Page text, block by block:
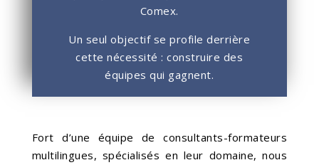
Comex.
Un seul objectif se profile derrière
cette nécessité : construire des
équipes qui gagnent.
Fort d’une équipe de consultants-formateurs
multilingues, spécialisés en leur domaine, nous